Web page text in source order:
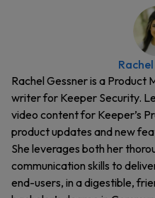
Rachel Gessner is a Product
writer for Keeper Security.
video content for Keeper’s
product updates and new
She leverages both her
communication skills to
end-users, in a digestible,